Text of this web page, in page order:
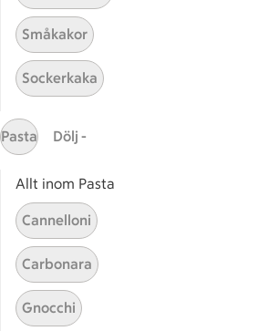
Här hittar du alla goda recept
Start
Småkakor
Sockerkaka
Pasta Dölj -
Allt inom Pasta
Cannelloni
Carbonara
Gnocchi